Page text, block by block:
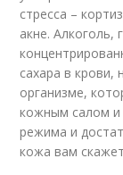
стресса –
акне. Алкоголь,
сахара в крови,
организме,
кожным салом и
режима и
кожа вам